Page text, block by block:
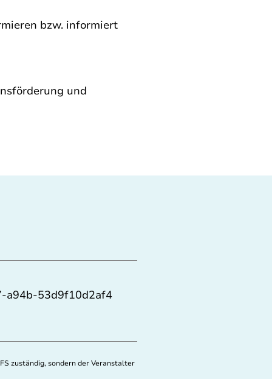
bzw. informiert
und
a94b-53d9f10d2af4
zuständig, sondern der Veranstalter